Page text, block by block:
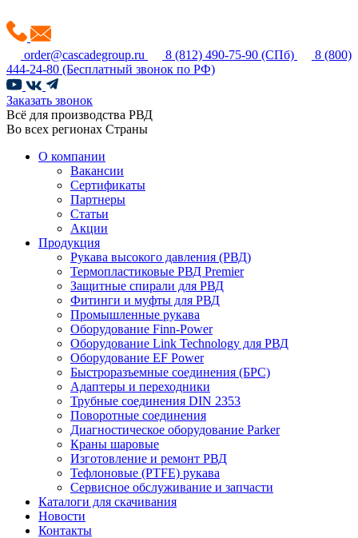
order@cascadegroup.ru 8 (812) 490-75-90 (СПб)
8 (800)
444-24-80 (Бесплатный звонок по РФ)
Заказать звонок
Всё для производства РВД
Во всех регионах Страны
О компании
Вакансии
Сертификаты
Партнеры
Статьи
Акции
Продукция
Рукава высокого давления (РВД)
Термопластиковые РВД Premier
Защитные спирали для РВД
Фитинги и муфты для РВД
Промышленные рукава
Оборудование Finn-Power
Оборудование Link Technology для РВД
Оборудование EF Power
Быстроразъемные соединения (БРС)
Адаптеры и переходники
Трубные соединения DIN 2353
Поворотные соединения
Диагностическое оборудование Parker
Краны шаровые
Изготовление и ремонт РВД
Тефлоновые (PTFE) рукава
Сервисное обслуживание и запчасти
Каталоги для скачивания
Новости
Контакты